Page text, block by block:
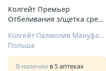
Колгейт Премьер
Отбеливания з/щетка средн
Колгейт-Палмолив Мануфактуринг
Польша
В наличии в 5 аптеках